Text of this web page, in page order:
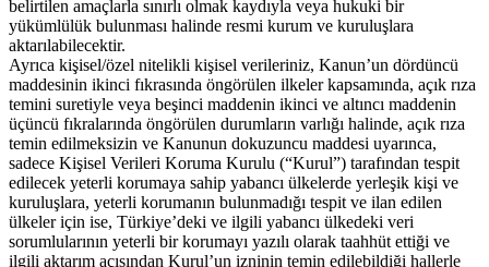
belirtilen amaçlarla sınırlı olmak kaydıyla veya hukuki bir
yükümlülük bulunması halinde resmi kurum ve kuruluşlara
aktarılabilecektir.
Ayrıca kişisel/özel nitelikli kişisel verileriniz, Kanun’un dördüncü
maddesinin ikinci fıkrasında öngörülen ilkeler kapsamında, açık rıza
temini suretiyle veya beşinci maddenin ikinci ve altıncı maddenin
üçüncü fıkralarında öngörülen durumların varlığı halinde, açık rıza
temin edilmeksizin ve Kanunun dokuzuncu maddesi uyarınca,
sadece Kişisel Verileri Koruma Kurulu (“Kurul”) tarafından tespit
edilecek yeterli korumaya sahip yabancı ülkelerde yerleşik kişi ve
kuruluşlara, yeterli korumanın bulunmadığı tespit ve ilan edilen
ülkeler için ise, Türkiye’deki ve ilgili yabancı ülkedeki veri
sorumlularının yeterli bir korumayı yazılı olarak taahhüt ettiği ve
ilgili aktarım açısından Kurul’un izninin temin edilebildiği hallerle